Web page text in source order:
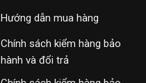
Hướng dẫn mua hàng
Chính sách kiểm hàng bảo
hành và đổi trả